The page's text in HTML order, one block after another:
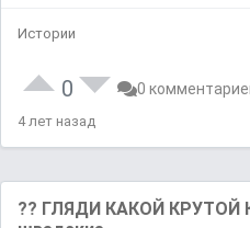
Истории
0 0
4 лет назад
?? ГЛЯДИ КАКОЙ КРУТОЙ